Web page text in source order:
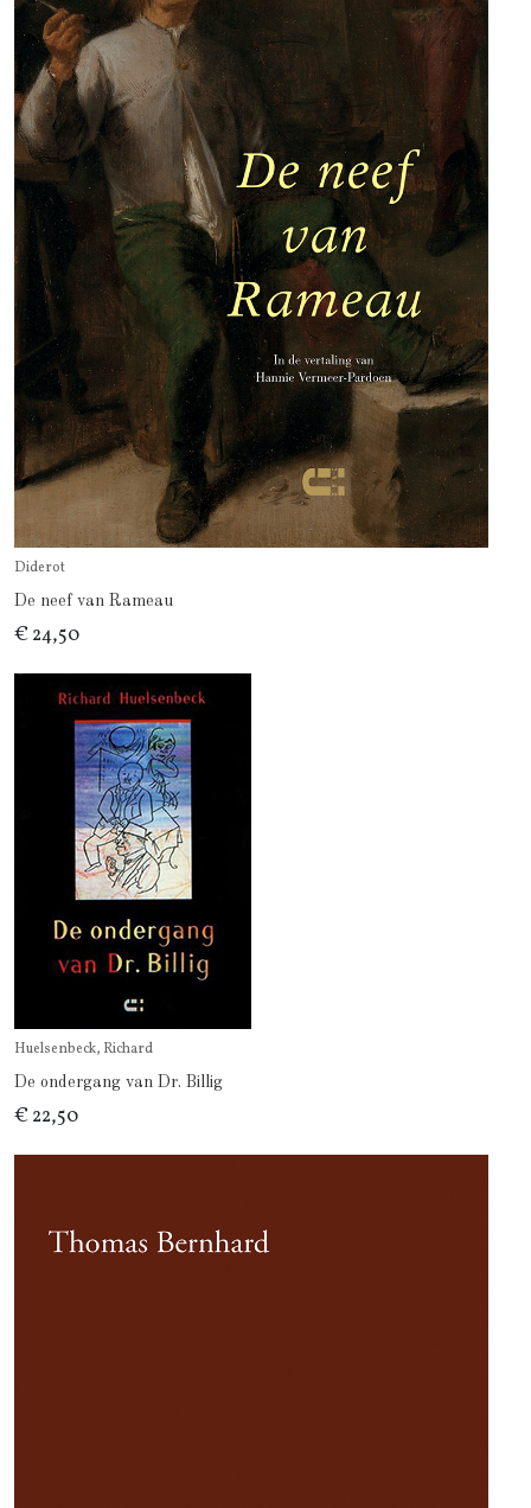
Diderot
De neef van Rameau
€ 24,50
Huelsenbeck, Richard
De ondergang van Dr. Billig
€ 22,50